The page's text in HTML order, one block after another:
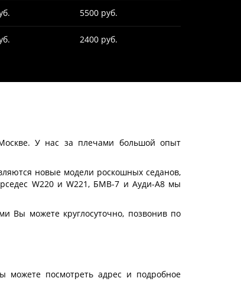
5500 руб.
2400 руб.
У нас за плечами большой опыт
новые модели роскошных седанов,
W220 и W221, БМВ-7 и Ауди-А8 мы
Вы можете круглосуточно, позвонив по
можете посмотреть адрес и подробное